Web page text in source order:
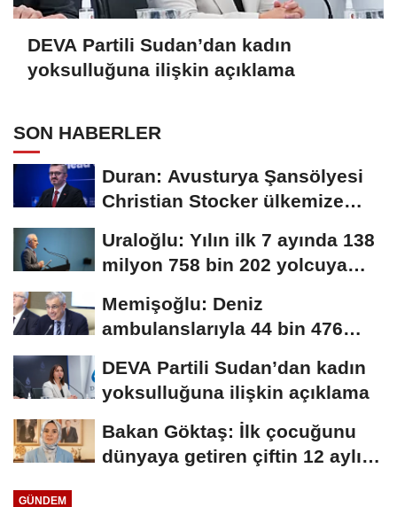
DEVA Partili Sudan’dan kadın
yoksulluğuna ilişkin açıklama
SON HABERLER
Duran: Avusturya Şansölyesi
Christian Stocker ülkemize
Uraloğlu: Yılın ilk 7 ayında 138
milyon 758 bin 202 yolcuya
Memişoğlu: Deniz
ambulanslarıyla 44 bin 476
DEVA Partili Sudan’dan kadın
yoksulluğuna ilişkin açıklama
Bakan Göktaş: İlk çocuğunu
dünyaya getiren çiftin 12 aylık
GÜNDEM